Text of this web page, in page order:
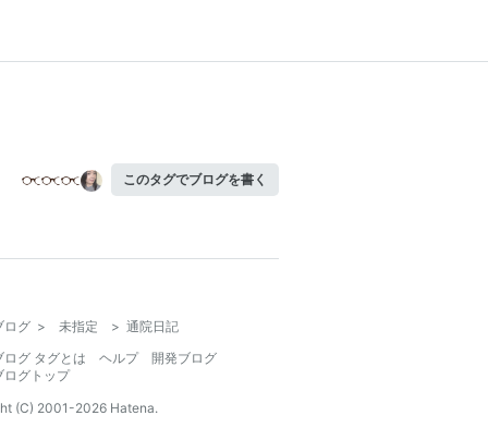
このタグでブログを書く
ログ > 未指定 > 通院日記
ログ タグとは
ヘルプ
開発ブログ
ログトップ
(C) 2001-2026 Hatena.